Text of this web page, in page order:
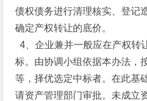
债权债务进行清理核实、登记
确定产权转让的底价。
4、企业兼并一般应在产权转
标。由协调小组依据本办法，
等，择优选定中标者。在此基
请资产管理部门审批。未成立